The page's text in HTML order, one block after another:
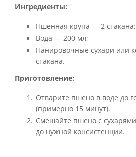
Ингредиенты:
Пшённая крупа — 2 стакана;
Вода — 200 мл;
Панировочные сухари или
стакана.
Приготовление:
Отварите пшено в воде до
(примерно 15 минут).
Смешайте пшено с
до нужной консистенции.